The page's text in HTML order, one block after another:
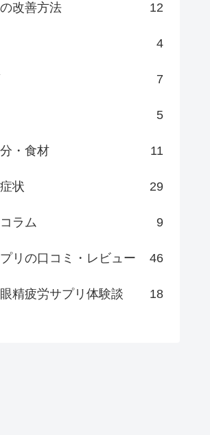
改善方法 12
4
7
5
・食材 11
状 29
ラム 9
リの口コミ・レビュー 46
精疲労サプリ体験談 18